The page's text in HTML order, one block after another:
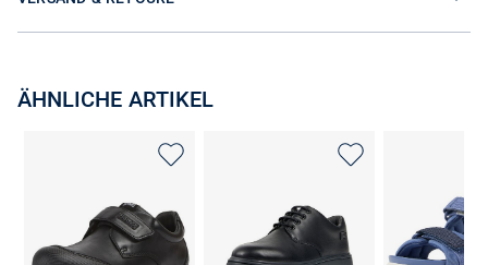
ÄHNLICHE ARTIKEL